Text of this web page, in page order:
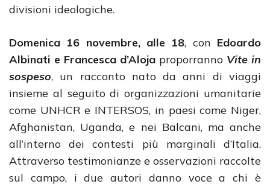
divisioni ideologiche.
Domenica 16 novembre, alle 18, con Edoardo
Albinati e Francesca d’Aloja proporranno Vite in
sospeso, un racconto nato da anni di viaggi
insieme al seguito di organizzazioni umanitarie
come UNHCR e INTERSOS, in paesi come Niger,
Afghanistan, Uganda, e nei Balcani, ma anche
all’interno dei contesti più marginali d’Italia.
Attraverso testimonianze e osservazioni raccolte
sul campo, i due autori danno voce a chi è